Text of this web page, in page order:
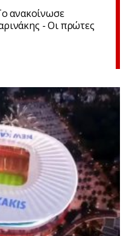
ανακοίνωσε
- Οι πρώτες